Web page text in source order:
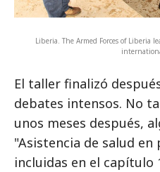
Liberia. The Armed Forces of
El taller finalizó
debates intensos. No
unos meses después,
"Asistencia de salud
incluidas en el capítulo